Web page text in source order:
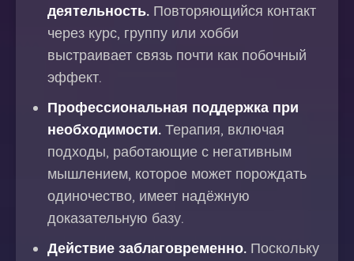
деятельность. Повторяющийся контакт
через курс, группу или хобби
выстраивает связь почти как побочный
эффект.
Профессиональная поддержка при
необходимости. Терапия, включая
подходы, работающие с негативным
мышлением, которое может порождать
одиночество, имеет надёжную
доказательную базу.
Действие заблаговременно. Поскольку